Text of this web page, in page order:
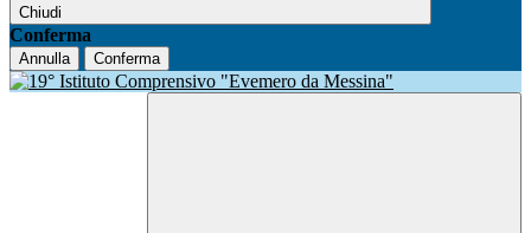
Chiudi
Conferma
Annulla Conferma